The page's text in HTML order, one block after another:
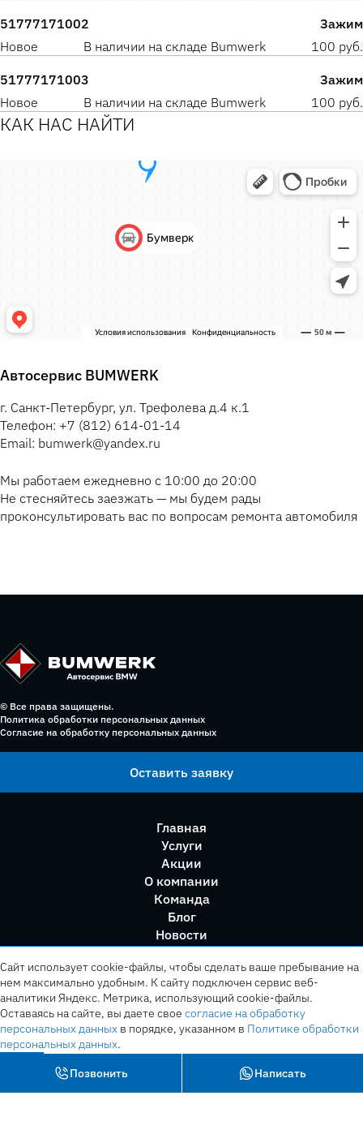
51777171002
Зажим
Новое
В наличии на складе Bumwerk 100 руб.
51777171003
Зажим
Новое
В наличии на складе Bumwerk 100 руб.
КАК НАС НАЙТИ
Автосервис BUMWERK
г. Санкт-Петербург, ул. Трефолева д.4 к.1
Телефон: +7 (812) 614-01-14
Email: bumwerk@yandex.ru
Мы работаем ежедневно с 10:00 до 20:00
Не стесняйтесь заезжать — мы будем рады
проконсультировать вас по вопросам ремонта автомобиля
© Все права защищены.
Политика обработки персональных данных
Согласие на обработку персональных данных
Оставить заявку
Главная
Услуги
Акции
О компании
Команда
Блог
Новости
Позвонить Написать
Сайт использует cookie-файлы, чтобы сделать ваше пребывание на
нем максимально удобным. К cайту подключен сервис веб-
аналитики Яндекс. Метрика, использующий cookie-файлы.
Оставаясь на сайте, вы даете свое согласие на обработку
персональных данных в порядке, указанном в Политике обработки
персональных данных.